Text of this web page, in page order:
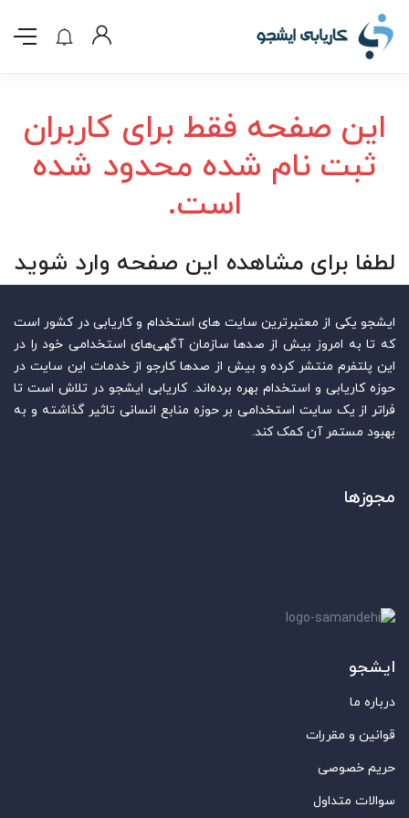
این صفحه فقط برای کاربران
ثبت نام شده محدود شده
است.
لطفا برای مشاهده این صفحه وارد شوید
ایشجو یکی از معتبرترین سایت‌ های استخدام و کاریابی در کشور است
که تا به امروز بیش از صدها سازمان آگهی‌های استخدامی خود را در
این پلتفرم منتشر کرده و بیش از صدها کارجو از خدمات این سایت در
حوزه کاریابی و استخدام بهره برده‌اند. کاریابی ایشجو در تلاش است تا
فراتر از یک سایت استخدامی بر حوزه منابع انسانی تاثیر گذاشته و به
بهبود مستمر آن کمک کند.
مجوزها
ایشجو
درباره ما
قوانین و مقررات
حریم خصوصی
سوالات متداول